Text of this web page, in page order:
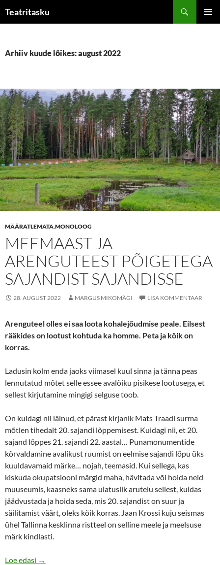
sisu
Teatritasku
Arhiiv kuude lõikes: august 2022
MÄÄRATLEMATA,MONOLOOG
MEEMAAST JA
ARENGUTEEST PÕIGETEGA
SAJANDIST SAJANDISSE
28. AUGUST 2022 MARGUS MIKOMÄGI LISA KOMMENTAAR
Arenguteel olles ei saa loota kohalejõudmise peale. Eilsest
rääkides on lootust kohtuda ka homme. Peta ja kõik on
korras.
Ladusin kolm enda jaoks viimasel kuul sinna ja tänna peas
lennutatud mõtet selle essee avalõiku pisikese lootusega, et
sellest kirjutamine mingigi selguse toob.
On kuidagi nii läinud, et pärast kirjanik Mats Traadi surma
mõtlen tihedalt 20. sajandi lõppemisest. Kuidagi nii, et 20.
sajand lõppes 21. sajandi 22. aastal… Punamonumentide
kõrvaldamine avalikust ruumist on eelmise sajandi lõpu üks
kuuldavamaid märke… nojah, teemasid. Kui sellega, kas
kiskuda okupatsiooni märgid maha, hävitada või hoida neid
muuseumis, kaasneks sama ulatuslik arutelu sellest, kuidas
jäädvustada ja hoida seda, mis 20. sajandist on suur ja
säilitamist väärt, oleks kõik korras. Jaan Krossi kuju seismas
ühel Tallinna kesklinna ristteel on selline meele ja meelsuse
märk kindlasti.
Loe edasi Meemaast ja arenguteest põigetega sajandist
→